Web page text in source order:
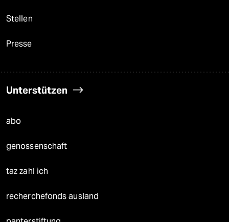
Stellen
Presse
Unterstützen
abo
genossenschaft
taz zahl ich
recherchefonds ausland